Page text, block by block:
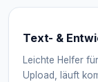
Text- &
Leichte Helfer
Upload, läuft